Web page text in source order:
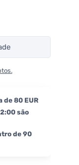
de 80 EUR
são
de 90